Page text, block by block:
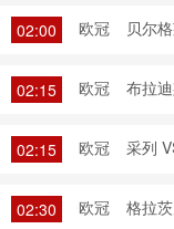
02:00 欧冠 贝尔
02:15 欧冠 布拉
02:15 欧冠 采列
02:30 欧冠 格拉